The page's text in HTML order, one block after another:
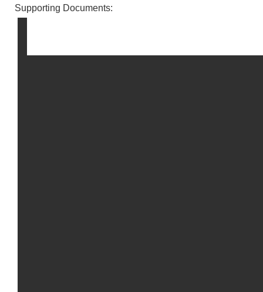
Supporting Documents: